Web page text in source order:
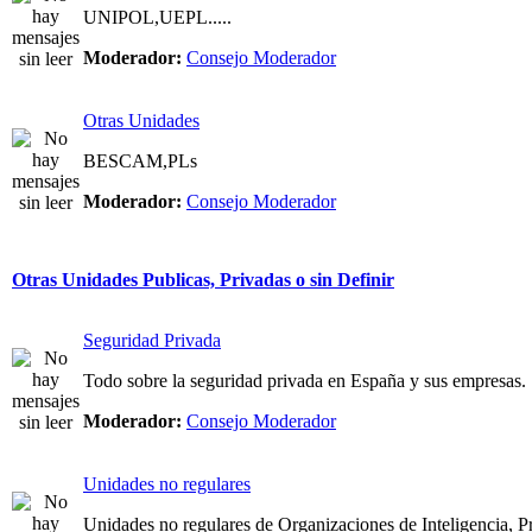
UNIPOL,UEPL.....
Moderador: Consejo Moderador
Otras Unidades
BESCAM,PLs
Moderador: Consejo Moderador
Otras Unidades Publicas, Privadas o sin Definir
Seguridad Privada
Todo sobre la seguridad privada en España y sus empresas.
Moderador: Consejo Moderador
Unidades no regulares
Unidades no regulares de Organizaciones de Inteligencia,